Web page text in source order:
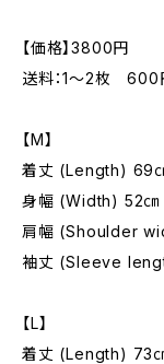
【価格】3800円
送料：1〜2枚 600
【M】
着丈 (Length) 69
身幅 (Width) 52㎝
肩幅 (Shoulder
袖丈 (Sleeve
【L】
着丈 (Length) 73